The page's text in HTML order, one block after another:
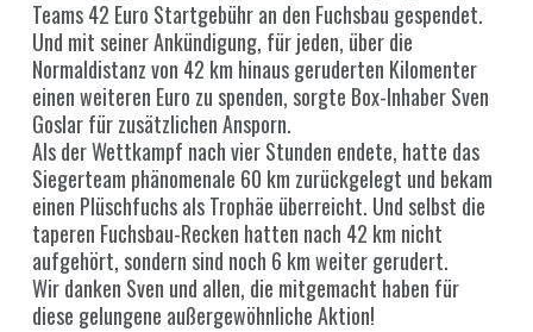
Teams 42 Euro Startgebühr an den Fuchsbau gespendet.
Und mit seiner Ankündigung, für jeden, über die
Normaldistanz von 42 km hinaus geruderten Kilomenter
einen weiteren Euro zu spenden, sorgte Box-Inhaber Sven
Goslar für zusätzlichen Ansporn.
Als der Wettkampf nach vier Stunden endete, hatte das
Siegerteam phänomenale 60 km zurückgelegt und bekam
einen Plüschfuchs als Trophäe überreicht. Und selbst die
taperen Fuchsbau-Recken hatten nach 42 km nicht
aufgehört, sondern sind noch 6 km weiter gerudert.
Wir danken Sven und allen, die mitgemacht haben für
diese gelungene außergewöhnliche Aktion!